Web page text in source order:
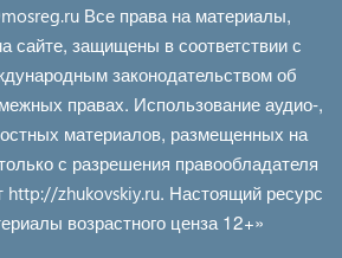
Все права на материалы,
сайте, защищены в соответствии с
законодательством об
правах. Использование аудио-,
материалов, размещенных на
с разрешения правообладателя
http://zhukovskiy.ru. Настоящий ресурс
возрастного ценза 12+»